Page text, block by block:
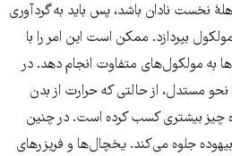
نخست نادان باشد، پس باید به گردآوری
بپردازد. ممکن است این امر را با
به مولکول‌‌‌های متفاوت انجام دهد. در
نحو مستدل، از حالتی که حرارت از بدن
چیز بیشتری کسب کرده است. در چنین
جلوه می‌‌‌کند. یخچال‌‌‌ها و فریزر‌‌‌های